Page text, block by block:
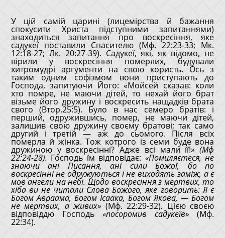
У цій самій царині (лицемірства й бажання
спокусити Христа підступними запитаннями)
знаходиться запитання про воскресіння, яке
садукеї поставили Спасителю (Мф. 22:23-33; Мк.
12:18-27; Лк. 20:27-39). Садукеї, які, як відомо, не
вірили у воскресіння померлих, будували
хитромудрі аргументи на свою користь. Ось з
таким одним софізмом вони приступають до
Господа, запитуючи Його: «Мойсей сказав: коли
хто помре, не маючи дітей, то нехай його брат
візьме його дружину і воскресить нащадків брата
свого (Втор.25:5). Було в нас семеро братів: і
перший, одружившись, помер, не маючи дітей,
залишив свою дружину своєму братові; так само
другий і третій — аж до сьомого. Після всіх
померла й жінка. Тож котрого із семи буде вона
дружиною у воскресінні? Адже всі мали її!» (Мф
22:24-28). Господь їм відповідає: «Помиляєтеся, не
знаючи ані Писання, ані сили Божої, бо по
воскресінні не одружуються і не виходять заміж, а є
мов ангели на небі. Щодо воскресіння з мертвих, то
хіба ви не читали Слова Божого, яке говорить: Я є
Богом Авраама, Богом Ісаака, Богом Якова, — Богом
не мертвих, а живих» (Мф. 22:29-32). Цією своєю
відповіддю Господь «посоромив садукеїв» (Мф.
22:34).